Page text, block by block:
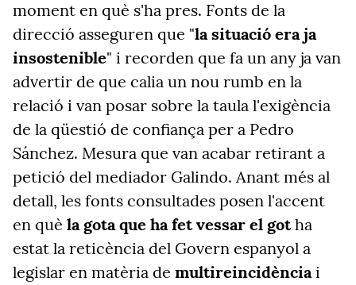
moment en què s'ha pres. Fonts de la
direcció asseguren que "la situació era ja
insostenible" i recorden que fa un any ja van
advertir de que calia un nou rumb en la
relació i van posar sobre la taula l'exigència
de la qüestió de confiança per a Pedro
Sánchez. Mesura que van acabar retirant a
petició del mediador Galindo. Anant més al
detall, les fonts consultades posen l'accent
en què la gota que ha fet vessar el gotha
estat la reticència del Govern espanyol a
legislar en matèria de multireincidènciai